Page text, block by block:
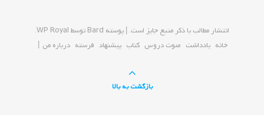
انتشار مطالب با ذکر منبع جایز است. | پوسته Bard توسط WP Royal
.
خانه یادداشت صوت دروس کتاب پیشنهاد فرسته درباره من
بازگشت به بالا